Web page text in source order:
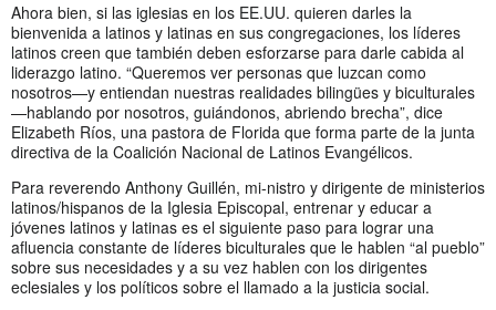
Ahora bien, si las iglesias en los EE.UU. quieren darles la
bienvenida a latinos y latinas en sus congregaciones, los líderes
latinos creen que también deben esforzarse para darle cabida al
liderazgo latino. “Queremos ver personas que luzcan como
nosotros—y entiendan nuestras realidades bilingües y biculturales
—hablando por nosotros, guiándonos, abriendo brecha”, dice
Elizabeth Ríos, una pastora de Florida que forma parte de la junta
directiva de la Coalición Nacional de Latinos Evangélicos.
Para reverendo Anthony Guillén, mi-nistro y dirigente de ministerios
latinos/hispanos de la Iglesia Episcopal, entrenar y educar a
jóvenes latinos y latinas es el siguiente paso para lograr una
afluencia constante de líderes biculturales que le hablen “al pueblo”
sobre sus necesidades y a su vez hablen con los dirigentes
eclesiales y los políticos sobre el llamado a la justicia social.